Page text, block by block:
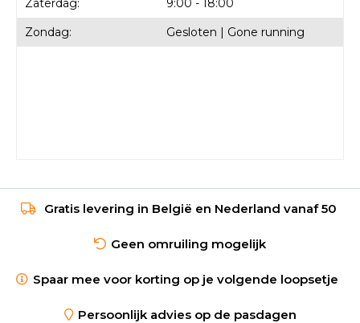
Zaterdag:
9:00 - 18:00
Zondag:
Gesloten | Gone running
Gratis levering in België en Nederland vanaf 50
Geen omruiling mogelijk
Spaar mee voor korting op je volgende loopsetje
Persoonlijk advies op de pasdagen